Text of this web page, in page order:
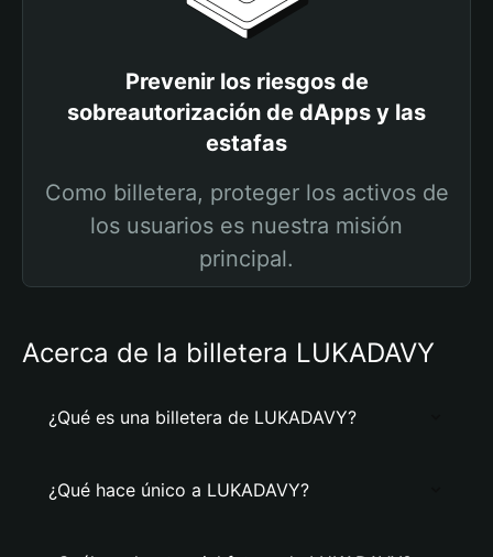
Prevenir los riesgos de
sobreautorización de dApps y las
estafas
Como billetera, proteger los activos de
los usuarios es nuestra misión
principal.
Acerca de la billetera LUKADAVY
¿Qué es una billetera de LUKADAVY?
¿Qué hace único a LUKADAVY?